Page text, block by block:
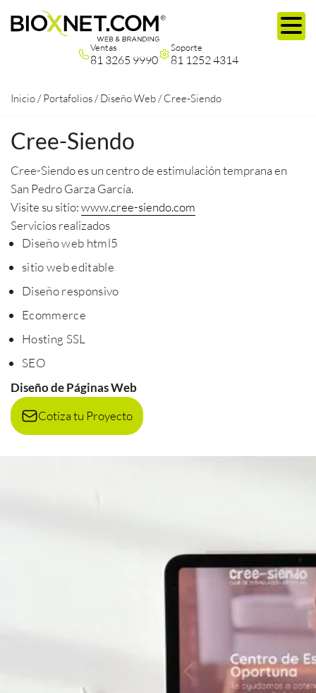
Ventas
81 3265 9990
Soporte
81 1252 4314
Inicio /Portafolios /Diseño Web /Cree-Siendo
Cree-Siendo
Cree-Siendo es un centro de estimulación temprana en
San Pedro Garza García.
Visite su sitio:www.cree-siendo.com
Servicios realizados
Diseño web html5
sitio web editable
Diseño responsivo
Ecommerce
Hosting SSL
SEO
Diseño de Páginas Web
Cotiza tu Proyecto